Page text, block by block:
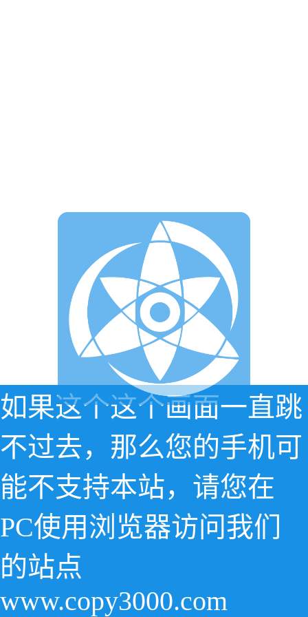
如果这个这个画面一直跳
不过去，那么您的手机可
能不支持本站，请您在
PC使用浏览器访问我们
的站点
www.copy3000.com